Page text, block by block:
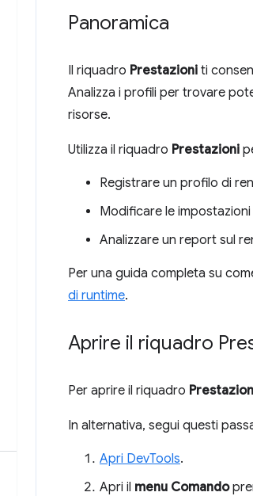
Panoramica
Il riquadro Prestazioni ti
Analizza i profili per trovare
risorse.
Utilizza il riquadro Prestazioni
Registrare un profilo di
Modificare le
Analizzare un report sul
Per una guida completa su
di runtime.
Aprire il riquadro
Per aprire il riquadro
In alternativa, segui questi
Apri DevTools.
Apri il menu Comando